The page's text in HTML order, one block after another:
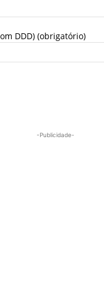
DDD) (obrigatório)
-Publicidade-